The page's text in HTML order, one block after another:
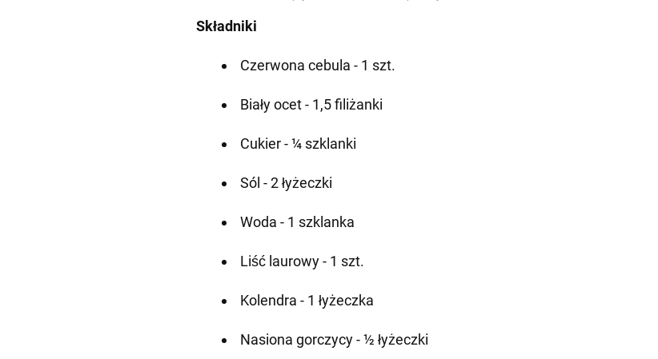
Składniki
Czerwona cebula - 1 szt.
Biały ocet - 1,5 filiżanki
Cukier - ¼ szklanki
Sól - 2 łyżeczki
Woda - 1 szklanka
Liść laurowy - 1 szt.
Kolendra - 1 łyżeczka
Nasiona gorczycy - ½ łyżeczki